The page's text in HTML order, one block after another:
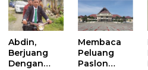
Tantangan
Tata Kelola
Mitigasi
Bencana
Kisruh
Pengusulan
52 Titik
WPR di
Parigi
Moutong.
Abdin,
Berjuang
Dengan
Membaca
Peluang
Paslon